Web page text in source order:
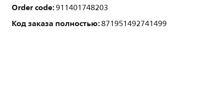
Order code:911401748203
Код заказа полностью:871951492741499